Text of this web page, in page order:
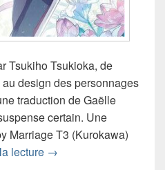
Tsukiho Tsukioka, de
au design des personnages
traduction de Gaëlle
certain. Une
Marriage T3 (Kurokawa)
lecture Chronique manga My
→